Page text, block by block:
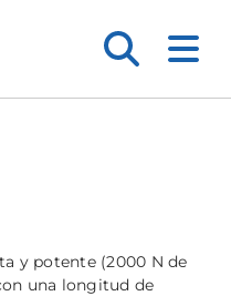
y potente (2000 N de
una longitud de